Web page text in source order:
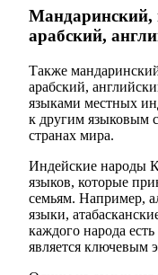
Мандаринский,
арабский,
Также
арабский,
языками местных
к другим языковым
странах мира.
Индейские народы
языков, которые
семьям. Например,
языки,
каждого народа
является ключевым